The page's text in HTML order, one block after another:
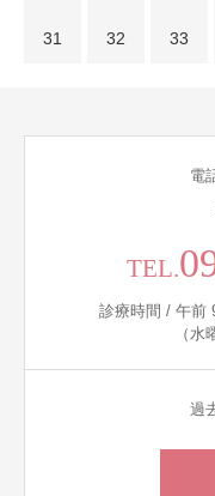
31 32 33
電
TEL.
診療時間 / 午前
（水
過